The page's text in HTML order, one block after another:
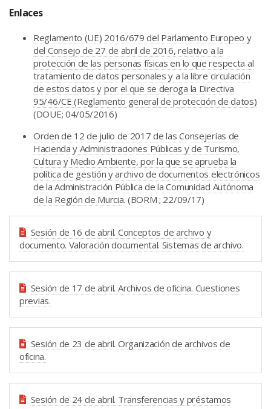
Enlaces
Reglamento (UE) 2016/679 del Parlamento Europeo y
del Consejo de 27 de abril de 2016, relativo a la
protección de las personas físicas en lo que respecta al
tratamiento de datos personales y a la libre circulación
de estos datos y por el que se deroga la Directiva
95/46/CE (Reglamento general de protección de datos)
(DOUE; 04/05/2016)
Orden de 12 de julio de 2017 de las Consejerías de
Hacienda y Administraciones Públicas y de Turismo,
Cultura y Medio Ambiente, por la que se aprueba la
política de gestión y archivo de documentos electrónicos
de la Administración Pública de la Comunidad Autónoma
de la Región de Murcia. (BORM ; 22/09/17)
Sesión de 16 de abril. Conceptos de archivo y
documento. Valoración documental. Sistemas de archivo.
Sesión de 17 de abril. Archivos de oficina. Cuestiones
previas.
Sesión de 23 de abril. Organización de archivos de
oficina.
Sesión de 24 de abril. Transferencias y préstamos